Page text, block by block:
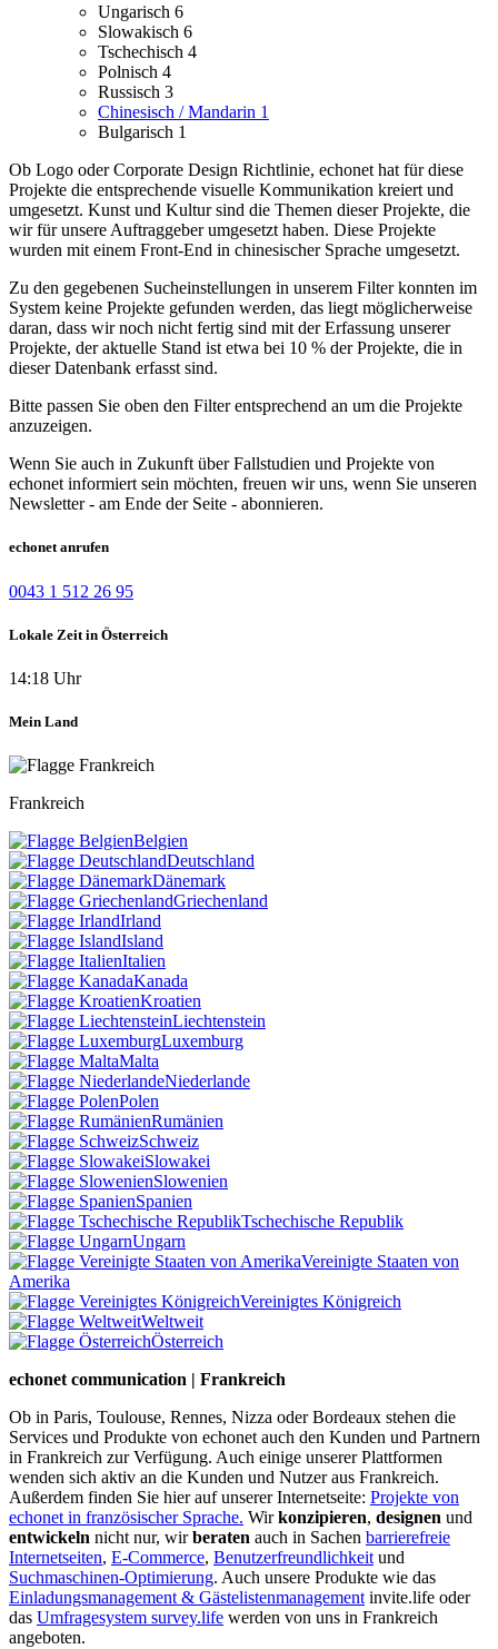
Ungarisch 6
Slowakisch 6
Tschechisch 4
Polnisch 4
Russisch 3
Chinesisch / Mandarin 1
Bulgarisch 1
Ob Logo oder Corporate Design Richtlinie, echonet hat für diese
Projekte die entsprechende visuelle Kommunikation kreiert und
umgesetzt. Kunst und Kultur sind die Themen dieser Projekte, die
wir für unsere Auftraggeber umgesetzt haben. Diese Projekte
wurden mit einem Front-End in chinesischer Sprache umgesetzt.
Zu den gegebenen Sucheinstellungen in unserem Filter konnten im
System keine Projekte gefunden werden, das liegt möglicherweise
daran, dass wir noch nicht fertig sind mit der Erfassung unserer
Projekte, der aktuelle Stand ist etwa bei 10 % der Projekte, die in
dieser Datenbank erfasst sind.
Bitte passen Sie oben den Filter entsprechend an um die Projekte
anzuzeigen.
Wenn Sie auch in Zukunft über Fallstudien und Projekte von
echonet informiert sein möchten, freuen wir uns, wenn Sie unseren
Newsletter - am Ende der Seite - abonnieren.
echonet anrufen
0043 1 512 26 95
Lokale Zeit in Österreich
14:18 Uhr
Mein Land
Frankreich
Belgien
Deutschland
Dänemark
Griechenland
Irland
Island
Italien
Kanada
Kroatien
Liechtenstein
Luxemburg
Malta
Niederlande
Polen
Rumänien
Schweiz
Slowakei
Slowenien
Spanien
Tschechische Republik
Ungarn
Vereinigte Staaten von
Amerika
Vereinigtes Königreich
Weltweit
Österreich
echonet communication | Frankreich
Ob in Paris, Toulouse, Rennes, Nizza oder Bordeaux stehen die
Services und Produkte von echonet auch den Kunden und Partnern
in Frankreich zur Verfügung. Auch einige unserer Plattformen
wenden sich aktiv an die Kunden und Nutzer aus Frankreich.
Außerdem finden Sie hier auf unserer Internetseite: Projekte von
echonet in französischer Sprache. Wirkonzipieren, designen und
entwickeln nicht nur, wirberaten auch in Sachen barrierefreie
Internetseiten, E-Commerce, Benutzerfreundlichkeit und
Suchmaschinen-Optimierung. Auch unsere Produkte wie das
Einladungsmanagement & Gästelistenmanagement invite.life oder
das Umfragesystem survey.life werden von uns in Frankreich
angeboten.